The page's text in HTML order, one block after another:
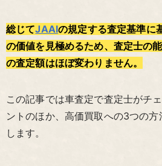
総じてJAAIの規定する査定基準に
の価値を見極めるため、査定士の
の査定額はほぼ変わりません。
この記事では車査定で査定士がチ
ントのほか、高価買取への3つの
します。